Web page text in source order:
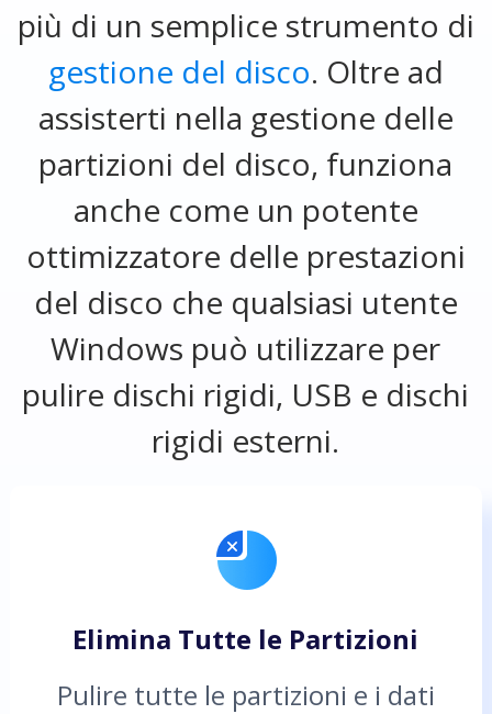
più di un semplice strumento di
gestione del disco. Oltre ad
assisterti nella gestione delle
partizioni del disco, funziona
anche come un potente
ottimizzatore delle prestazioni
del disco che qualsiasi utente
Windows può utilizzare per
pulire dischi rigidi, USB e dischi
rigidi esterni.
Elimina Tutte le Partizioni
Pulire tutte le partizioni e i dati